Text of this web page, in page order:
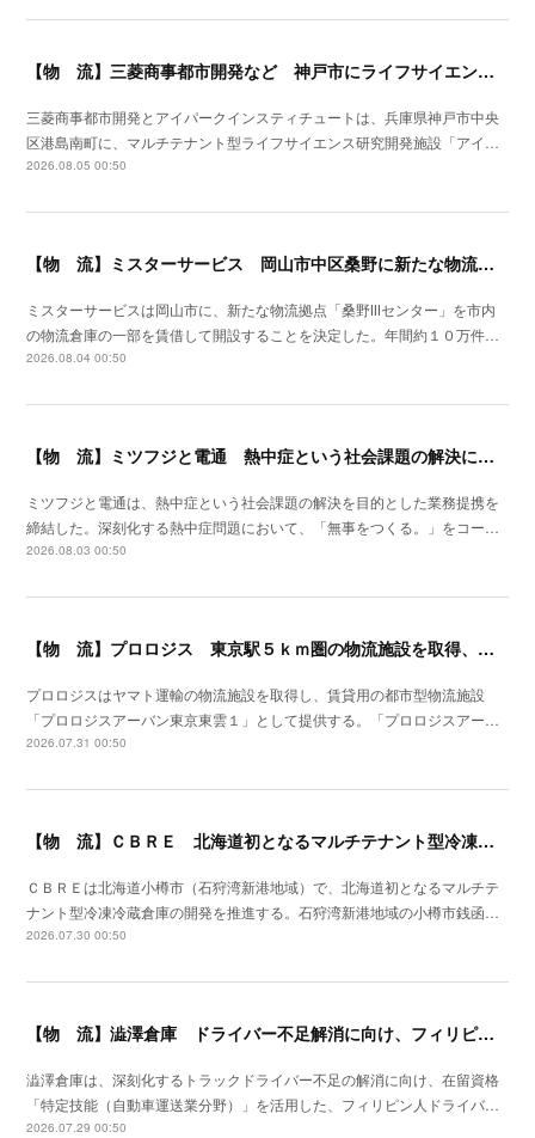
【物 流】三菱商事都市開発など 神戸市にライフサイエンス研究開発施設を着工
三菱商事都市開発とアイパークインスティチュートは、兵庫県神戸市中央
区港島南町に、マルチテナント型ライフサイエンス研究開発施設「アイ…
2026.08.05 00:50
【物 流】ミスターサービス 岡山市中区桑野に新たな物流拠点を増設
ミスターサービスは岡山市に、新たな物流拠点「桑野Ⅲセンター」を市内
の物流倉庫の一部を賃借して開設することを決定した。年間約１０万件…
2026.08.04 00:50
【物 流】ミツフジと電通 熱中症という社会課題の解決に向け業務提携
ミツフジと電通は、熱中症という社会課題の解決を目的とした業務提携を
締結した。深刻化する熱中症問題において、「無事をつくる。」をコー…
2026.08.03 00:50
【物 流】プロロジス 東京駅５ｋｍ圏の物流施設を取得、２７年４月提供開始
プロロジスはヤマト運輸の物流施設を取得し、賃貸用の都市型物流施設
「プロロジスアーバン東京東雲１」として提供する。「プロロジスアー…
2026.07.31 00:50
【物 流】ＣＢＲＥ 北海道初となるマルチテナント型冷凍冷蔵倉庫の開発を推進
ＣＢＲＥは北海道小樽市（石狩湾新港地域）で、北海道初となるマルチテ
ナント型冷凍冷蔵倉庫の開発を推進する。石狩湾新港地域の小樽市銭函…
2026.07.30 00:50
【物 流】澁澤倉庫 ドライバー不足解消に向け、フィリピンからの人材供給事業をスタート
澁澤倉庫は、深刻化するトラックドライバー不足の解消に向け、在留資格
「特定技能（自動車運送業分野）」を活用した、フィリピン人ドライバ…
2026.07.29 00:50